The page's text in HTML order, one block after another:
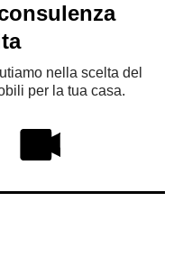
nella scelta del
per la tua casa.